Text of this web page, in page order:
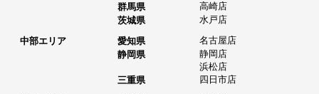
群馬県
高崎店
茨城県
水戸店
中部エリア
愛知県
名古屋店
静岡県
静岡店
浜松店
三重県
四日市店